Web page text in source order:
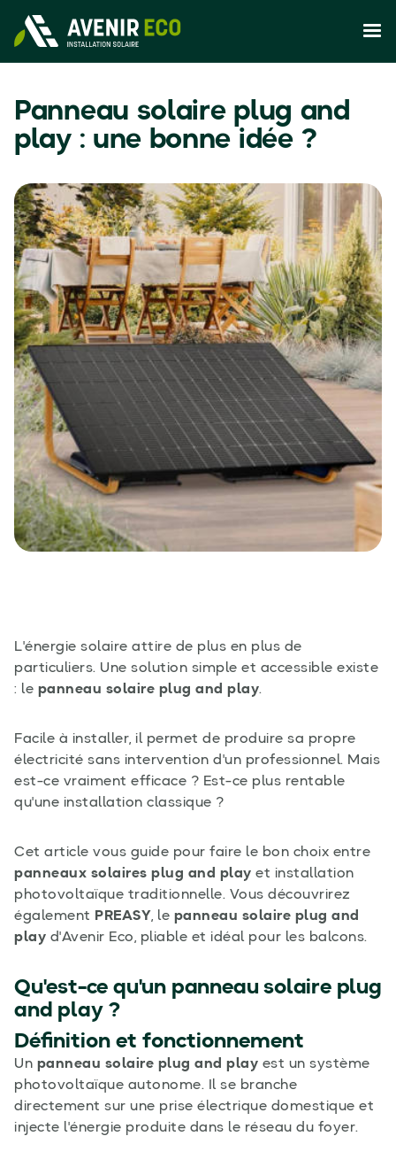
Panneau solaire plug and
play : une bonne idée ?
L'énergie solaire attire de plus en plus de
particuliers. Une solution simple et accessible existe
: le panneau solaire plug and play.
Facile à installer, il permet de produire sa propre
électricité sans intervention d'un professionnel. Mais
est-ce vraiment efficace ? Est-ce plus rentable
qu'une installation classique ?
Cet article vous guide pour faire le bon choix entre
panneaux solaires plug and play et installation
photovoltaïque traditionnelle. Vous découvrirez
également PREASY, le panneau solaire plug and
play d'Avenir Eco, pliable et idéal pour les balcons.
Qu'est-ce qu'un panneau solaire plug
and play ?
Définition et fonctionnement
Un panneau solaire plug and play est un système
photovoltaïque autonome. Il se branche
directement sur une prise électrique domestique et
injecte l'énergie produite dans le réseau du foyer.